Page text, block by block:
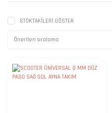
STOKTAKİLERİ GÖSTER